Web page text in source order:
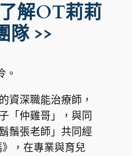
解OT莉莉
隊 >>
。
資深職能治療師，
「仲雞哥」，與同
鬚張老師」共同經
，在專業與育兒